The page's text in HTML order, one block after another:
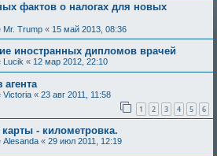
фактов о налогах для новых
Mr. Trump « 15 май 2013, 08:36
иностранных дипломов врачей
Lucik « 12 мар 2012, 22:10
Victoria « 23 авг 2011, 11:58
1 2 3 4 5 6
- километровка.
Alesanda « 29 июл 2011, 12:19